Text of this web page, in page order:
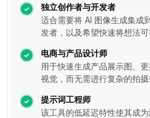
独立创作者与开发者
适合需要将 AI 图像生成集成
发者，以及希望快速将想法可
电商与产品设计师
用于快速生成产品展示图、
视觉，而无需进行复杂的拍摄
提示词工程师
该工具的低延迟特性使其成